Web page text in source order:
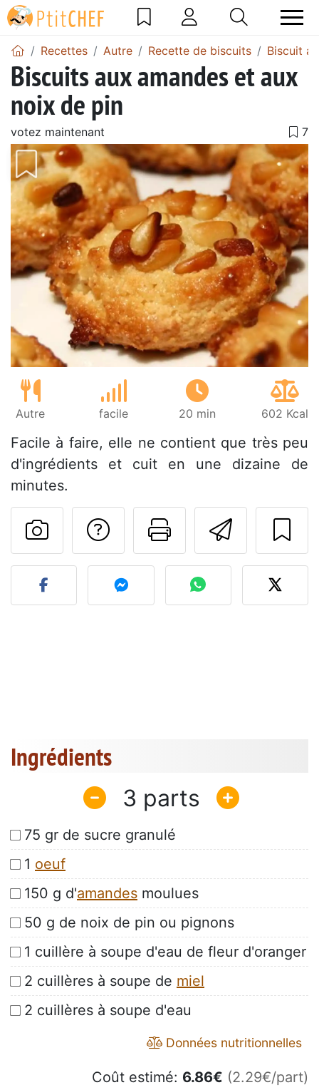
Recettes Autre Recette de biscuits Biscuit
Biscuits aux amandes et aux
noix de pin
votez maintenant
Autre facile 20 min 602 Kcal
Facile à faire, elle ne contient que très peu
d'ingrédients et cuit en une dizaine de
minutes.
Imprimer
Poser une
Publier votre photo de
Ingrédients
3
75 gr de sucre granulé
1 oeuf
150 g d'amandes moulues
50 g de noix de pin ou pignons
1 cuillère à soupe d'eau de fleur d'oranger
2 cuillères à soupe de miel
2 cuillères à soupe d'eau
Données nutritionnelles
Coût estimé: 6.86€ (2.29€/part)